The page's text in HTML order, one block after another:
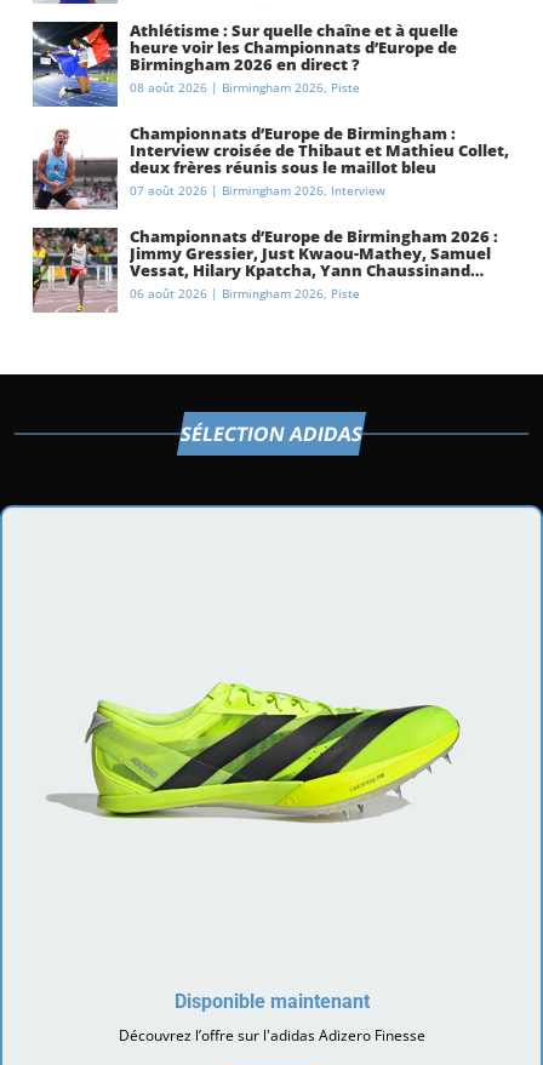
Athlétisme : Sur quelle chaîne et à quelle
heure voir les Championnats d’Europe de
Birmingham 2026 en direct ?
08 août 2026 | Birmingham 2026 Piste
Championnats d’Europe de Birmingham :
Interview croisée de Thibaut et Mathieu Collet,
deux frères réunis sous le maillot bleu
07 août 2026 | Birmingham 2026 Interview
Championnats d’Europe de Birmingham 2026 :
Jimmy Gressier, Just Kwaou-Mathey, Samuel
Vessat, Hilary Kpatcha, Yann Chaussinand…
Présentation de l’équipe de France
d’athlétisme
06 août 2026 | Birmingham 2026 Piste
SÉLECTION ADIDAS
Disponible maintenant
Découvrez l’offre sur l'adidas Adizero Finesse